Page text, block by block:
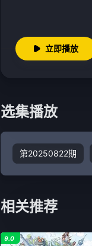
立即播放
选集播放
第20250822期
相关推荐
9.0